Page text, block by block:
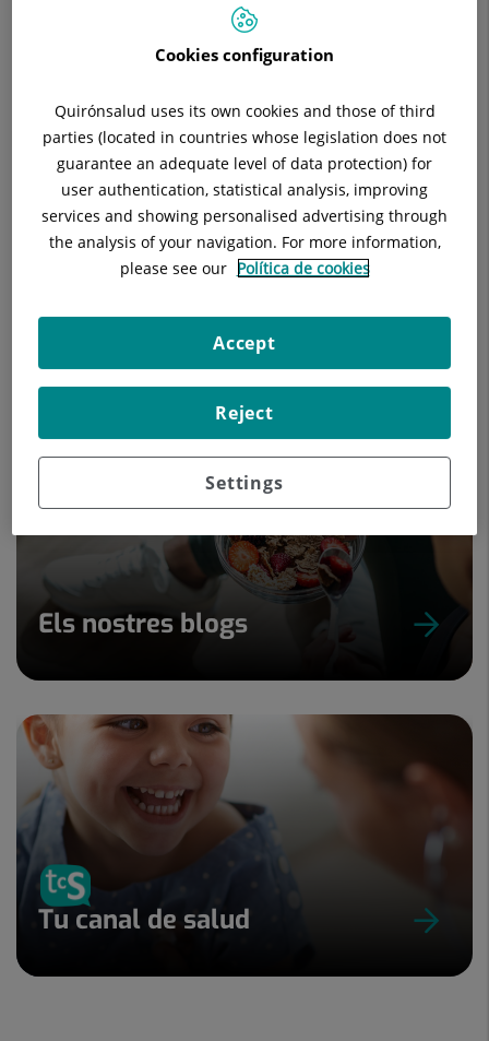
Descripció Equip Mèdic Radioteràpia
Consulta lainformació completad'aquesta
Els nostres blogs
Tu canal de salud
Cookies configuration
Quirónsalud uses its own cookies and those of third
parties (located in countries whose legislation does not
guarantee an adequate level of data protection) for
user authentication, statistical analysis, improving
services and showing personalised advertising through
the analysis of your navigation. For more information,
please see our Política de cookies
Settings
Reject
Accept